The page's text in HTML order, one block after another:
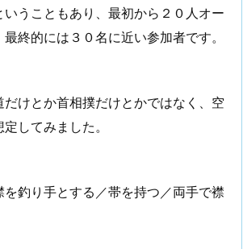
うこともあり、最初から２０人オー
終的には３０名に近い参加者です。
けとか首相撲だけとかではなく、空
してみました。
釣り手とする／帯を持つ／両手で襟